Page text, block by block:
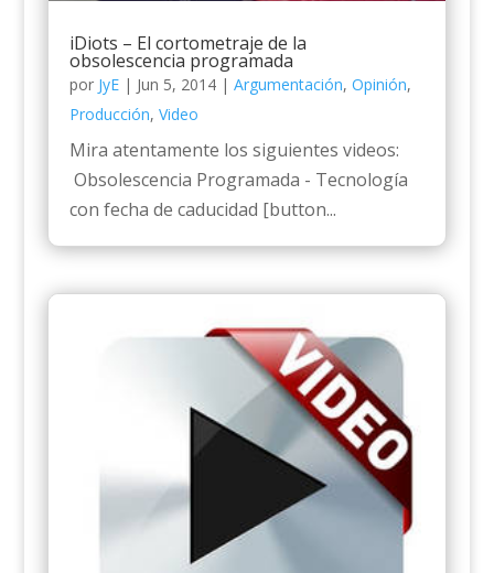
iDiots – El cortometraje de la
obsolescencia programada
por JyE| Jun 5, 2014| Argumentación, Opinión,
Producción, Video
Mira atentamente los siguientes videos:
Obsolescencia Programada - Tecnología
con fecha de caducidad [button...